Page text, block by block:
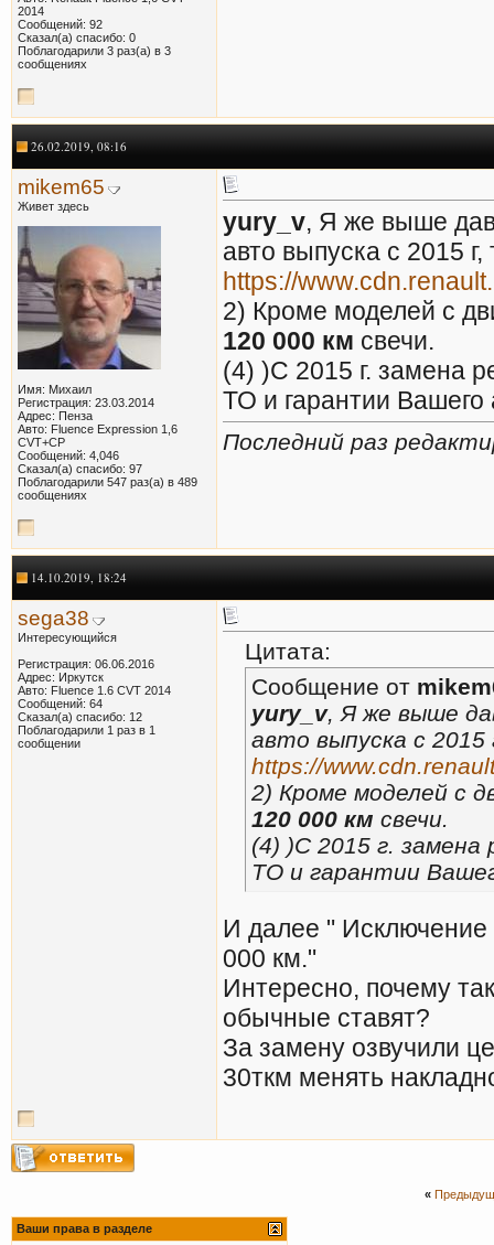
2014
Сообщений: 92
Сказал(а) спасибо: 0
Поблагодарили 3 раз(а) в 3
сообщениях
26.02.2019, 08:16
mikem65
Живет здесь
Имя: Михаил
Регистрация: 23.03.2014
Адрес: Пенза
Авто: Fluence Expression 1,6
CVT+СР
Сообщений: 4,046
Сказал(а) спасибо: 97
Поблагодарили 547 раз(а) в 489
сообщениях
yury_v, Я же выше
авто выпуска с 2015
https://
2) Кроме моделей с
120 000 км свечи.
(4) )С 2015 г. замена
ТО и гарантии
Последний раз
14.10.2019, 18:24
sega38
Интересующийся
Регистрация: 06.06.2016
Адрес: Иркутск
Авто: Fluence 1.6 СVT 2014
Сообщений: 64
Сказал(а) спасибо: 12
Поблагодарили 1 раз в 1
сообщении
Цитата:
Сообщение от
yury_v, Я же выше
авто выпуска с
https://
2) Кроме моделей с
120 000 км свечи.
(4) )С 2015 г. замена
ТО и гарантии
И далее "
000 км."
Интересно, почему
обычные ставят?
За замену озвучили
30ткм менять
«
Ваши права в разделе